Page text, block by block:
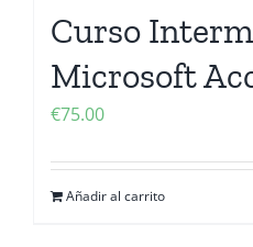
Curso
Microsoft
€75.00
Añadir al carrito